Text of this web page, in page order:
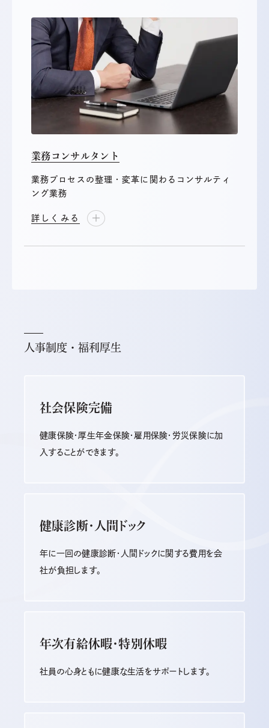
業務コンサルタント
業務プロセスの整理・変革に関わるコンサルティ
ング業務
詳しくみる
人事制度・福利厚生
社会保険完備
健康保険・厚生年金保険・雇用保険・労災保険に加
入することができます。
健康診断・人間ドック
年に一回の健康診断・人間ドックに関する費用を会
社が負担します。
年次有給休暇・特別休暇
社員の心身ともに健康な生活をサポートします。